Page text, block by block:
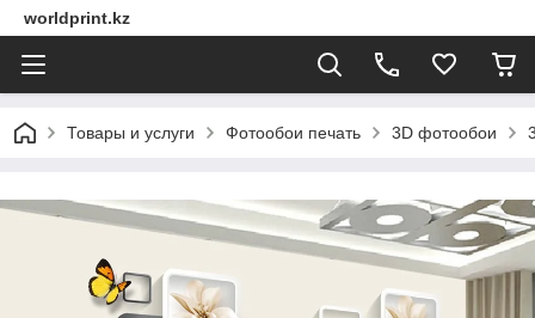
worldprint.kz
Товары и услуги Фотообои печать 3D фотообои